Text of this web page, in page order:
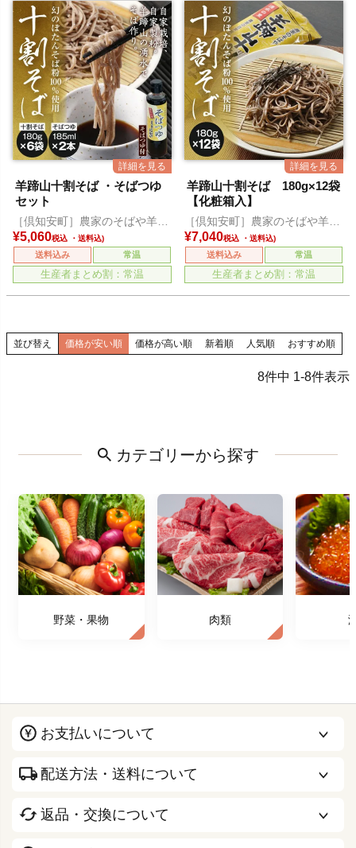
羊蹄山十割そば ・そばつゆ
セット
［倶知安町］農家のそばや羊蹄
山
¥5,060税込
送料込み 常温
生産者まとめ割：常温
羊蹄山十割そば 180g×12袋
【化粧箱入】
［倶知安町］農家のそばや羊蹄
山
¥7,040税込
送料込み 常温
生産者まとめ割：常温
並び替え 価格が安い順 価格が高い順 新着順 人気順 おすすめ順
8件中 1-8件表示
カテゴリーから探す
野菜・果物 肉類
お支払いについて
配送方法・送料について
返品・交換について